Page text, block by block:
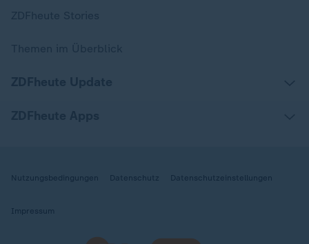
Nutzungsbedingungen Datenschutz Datenschutzeinstellungen
Impressum